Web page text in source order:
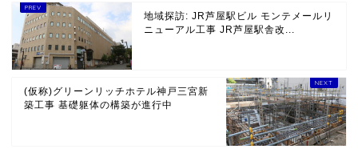
地域探訪: JR芦屋駅ビル モンテメールリ
ニューアル工事 JR芦屋駅舎改...
(仮称)グリーンリッチホテル神戸三宮新
築工事 基礎躯体の構築が進行中